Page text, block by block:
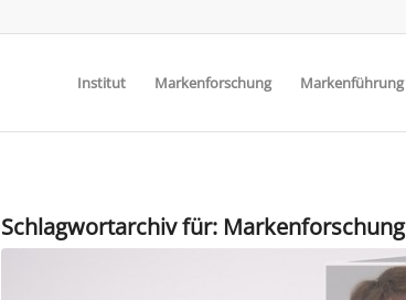
Institut Markenforschung Markenführung
Schlagwortarchiv für: Markenforschung